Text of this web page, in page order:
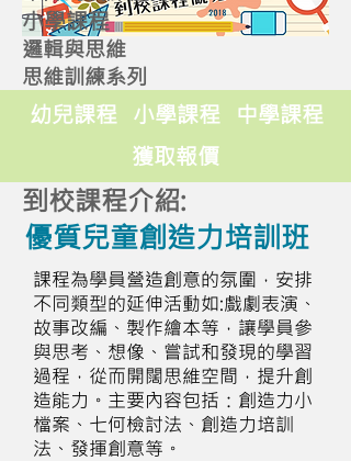
小學課程
邏輯與思維
思維訓練系列
幼兒課程 小學課程
中學課程
獲取報價
到校課程介紹:
優質兒童創造力培訓班
課程為學員營造創意的氛圍，安排
不同類型的延伸活動如:戲劇表演、
故事改編、製作繪本等，讓學員參
與思考、想像、嘗試和發現的學習
過程，從而開闊思維空間，提升創
造能力。主要內容包括：創造力小
檔案、七何檢討法、創造力培訓
法、發揮創意等。